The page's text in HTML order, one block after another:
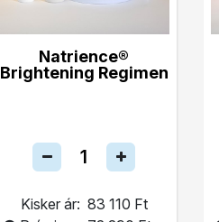
Natrience®
Brightening Regimen
Kisker ár: 83 110 Ft